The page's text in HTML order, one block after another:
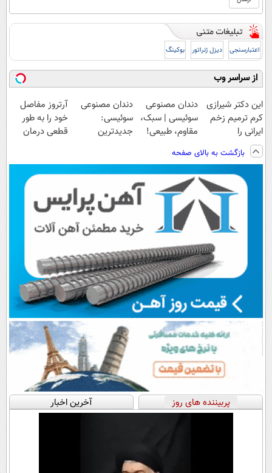
اعتبارسنجی دیزل ژنراتور بوکینگ
از سراسر وب
این دکتر شیرازی
کرم ترمیم زخم
ایرانی را
ساخت!!!
دندان مصنوعی
سوئیسی | سبک،
مقاوم، طبیعی!
رایگان+پرداخت
اقساطی😍
دندان مصنوعی
سوئیسی:
جدیدترین
پرداخت قسطی
آرتروز مفاصل
خود را به طور
قطعی درمان
بازگشت به بالای صفحه
پربیننده های روز آخرین اخبار